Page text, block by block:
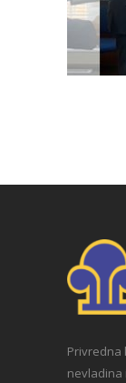
Privredna
nevladina